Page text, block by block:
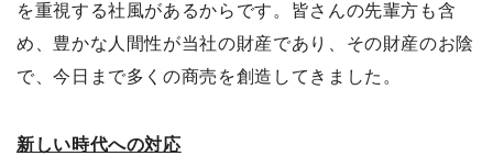
を重視する社風があるからです。皆さんの先輩方も含
め、豊かな人間性が当社の財産であり、その財産のお陰
で、今日まで多くの商売を創造してきました。
新しい時代への対応